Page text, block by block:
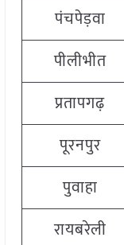
पंचपेड़वा
पीलीभीत
प्रतापगढ़
पूरनपुर
पुवाहा
रायबरेली